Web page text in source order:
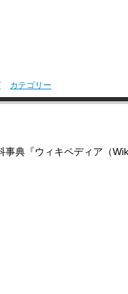
カテゴリー
事典『ウィキペディア（